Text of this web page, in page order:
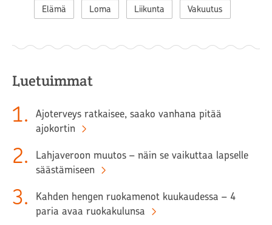
Elämä Loma Liikunta Vakuutus
Luetuimmat
1.
Ajoterveys ratkaisee, saako vanhana pitää
ajokortin
2.
Lahjaveroon muutos – näin se vaikuttaa lapselle
säästämiseen
3.
Kahden hengen ruokamenot kuukaudessa – 4
paria avaa ruokakulunsa